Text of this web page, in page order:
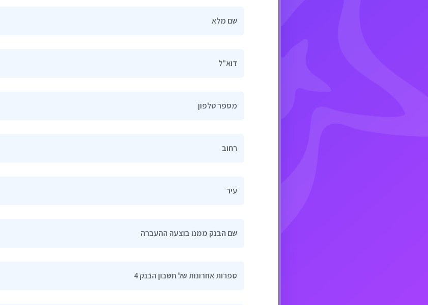
שם מלא
דוא"ל
מספר טלפון
רחוב
עיר
שם הבנק ממנו בוצעה ההעברה
4 ספרות אחרונות של חשבון הבנק